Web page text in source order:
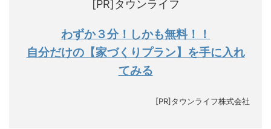
[PR]タウンライフ
わずか３分！しかも無料！！
自分だけの【家づくりプラン】を手に入れ
てみる
[PR]タウンライフ株式会社